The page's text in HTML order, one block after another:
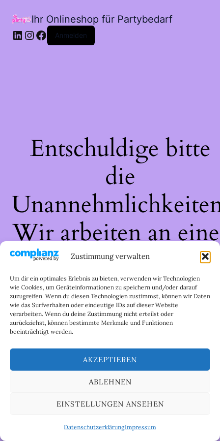
Zustimmung verwalten
Um dir ein optimales Erlebnis zu bieten, verwenden wir Technologien
wie Cookies, um Geräteinformationen zu speichern und/oder darauf
zuzugreifen. Wenn du diesen Technologien zustimmst, können wir Daten
wie das Surfverhalten oder eindeutige IDs auf dieser Website
verarbeiten. Wenn du deine Zustimmung nicht erteilst oder
zurückziehst, können bestimmte Merkmale und Funktionen
beeinträchtigt werden.
AKZEPTIEREN
ABLEHNEN
EINSTELLUNGEN ANSEHEN
DatenschutzerklärungImpressum
Ihr Onlineshop für Partybedarf
LinkedIn
Instagram
Facebook
Anmelden
Entschuldige bitte
die
Wir arbeiten an
großartigen Sache
schau bald wieder
vorbei!